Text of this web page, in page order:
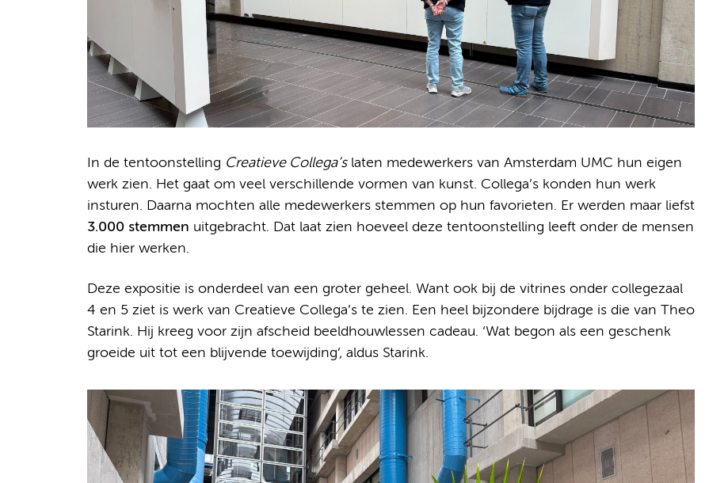
In de tentoonstelling Creatieve Collega’slaten medewerkers van Amsterdam UMC hun eigen
werk zien. Het gaat om veel verschillende vormen van kunst. Collega’s konden hun werk
insturen. Daarna mochten alle medewerkers stemmen op hun favorieten. Er werden maar liefst
3.000 stemmen uitgebracht. Dat laat zien hoeveel deze tentoonstelling leeft onder de mensen
die hier werken.
Deze expositie is onderdeel van een groter geheel. Want ook bij de vitrines onder collegezaal
4 en 5 ziet is werk van Creatieve Collega’s te zien. Een heel bijzondere bijdrage is die van Theo
Starink. Hij kreeg voor zijn afscheid beeldhouwlessen cadeau. ‘Wat begon als een geschenk
groeide uit tot een blijvende toewijding’, aldus Starink.